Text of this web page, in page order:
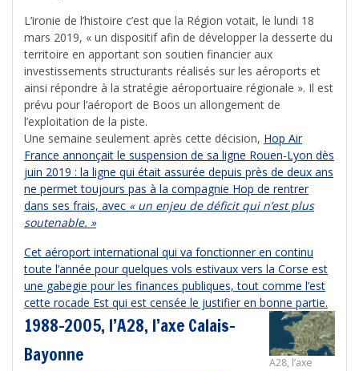
L’ironie de l’histoire c’est que la Région votait, le lundi 18
mars 2019, « un dispositif afin de développer la desserte du
territoire en apportant son soutien financier aux
investissements structurants réalisés sur les aéroports et
ainsi répondre à la stratégie aéroportuaire régionale ». Il est
prévu pour l’aéroport de Boos un allongement de
l’exploitation de la piste.
Une semaine seulement après cette décision, Hop Air
France annonçait le suspension de sa ligne Rouen-Lyon dès
juin 2019 : la ligne qui était assurée depuis près de deux ans
ne permet toujours pas à la compagnie Hop de rentrer
dans ses frais, avec « un enjeu de déficit qui n’est plus
soutenable. »
Cet aéroport international qui va fonctionner en continu
toute l’année pour quelques vols estivaux vers la Corse est
une gabegie pour les finances publiques, tout comme l’est
cette rocade Est qui est censée le justifier en bonne partie.
A28, l’axe
1988-2005, l’A28, l’axe Calais-
Bayonne